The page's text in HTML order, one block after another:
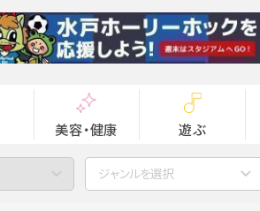
美容・健康 遊ぶ
ジャンルを選択